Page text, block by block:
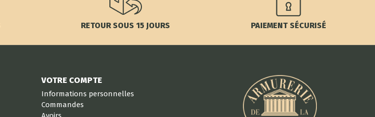
RETOUR SOUS 15 JOURS PAIEMENT SÉCURISÉ
VOTRE COMPTE
Informations personnelles
Commandes